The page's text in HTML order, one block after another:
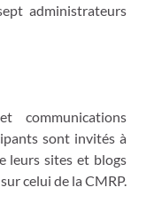
administrateurs
communications
sont invités à
leurs sites et blogs
celui de la CMRP.